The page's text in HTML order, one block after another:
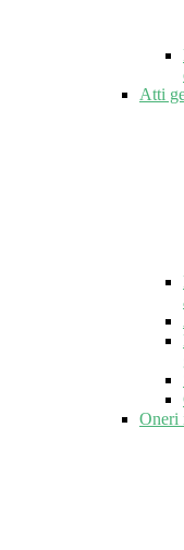
Atti
Oneri